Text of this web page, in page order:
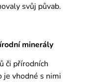
svůj půvab.
minerály
či přírodních
je vhodné s nimi